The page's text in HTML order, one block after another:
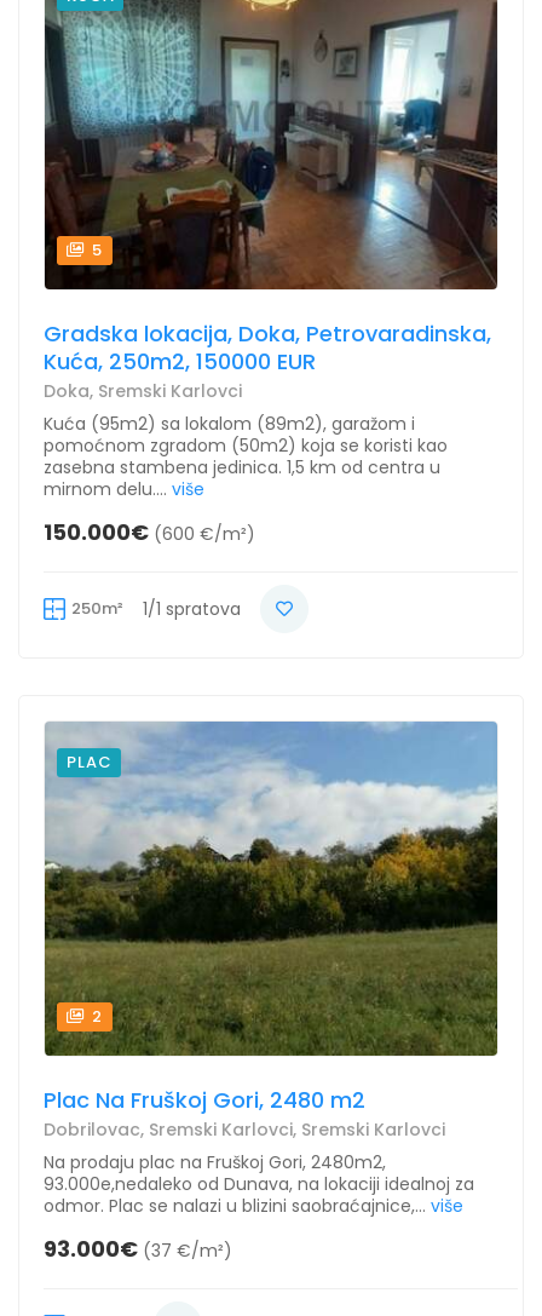
5
Gradska lokacija, Doka, Petrovaradinska,
Kuća, 250m2, 150000 EUR
Doka, Sremski Karlovci
Kuća (95m2) sa lokalom (89m2), garažom i
pomoćnom zgradom (50m2) koja se koristi kao
zasebna stambena jedinica. 1,5 km od centra u
mirnom delu.... više
150.000€ (600 €/m²)
250m² 1/1 spratova
PLAC
2
Plac Na Fruškoj Gori, 2480 m2
Dobrilovac, Sremski Karlovci, Sremski Karlovci
Na prodaju plac na Fruškoj Gori, 2480m2,
93.000e,nedaleko od Dunava, na lokaciji idealnoj za
odmor. Plac se nalazi u blizini saobraćajnice,... više
93.000€ (37 €/m²)